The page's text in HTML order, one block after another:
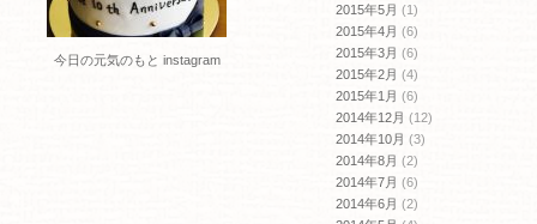
今日の元気のもと instagram
2015年5月 (1)
2015年4月 (6)
2015年3月 (6)
2015年2月 (4)
2015年1月 (6)
2014年12月 (12)
2014年10月 (3)
2014年8月 (2)
2014年7月 (6)
2014年6月 (2)